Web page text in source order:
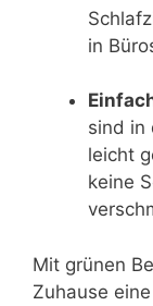
in
sind in
leicht
keine
Mit grünen
Zuhause